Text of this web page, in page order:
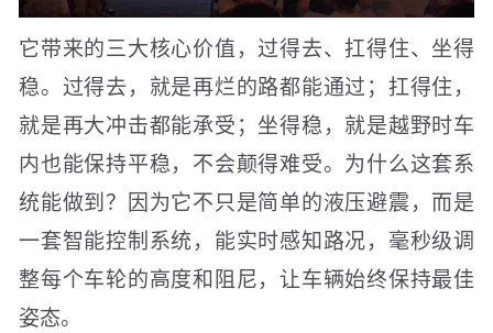
它带来的三大核心价值，过得去、扛得住、坐得
稳。过得去，就是再烂的路都能通过；扛得住，
就是再大冲击都能承受；坐得稳，就是越野时车
内也能保持平稳，不会颠得难受。为什么这套系
统能做到？因为它不只是简单的液压避震，而是
一套智能控制系统，能实时感知路况，毫秒级调
整每个车轮的高度和阻尼，让车辆始终保持最佳
姿态。